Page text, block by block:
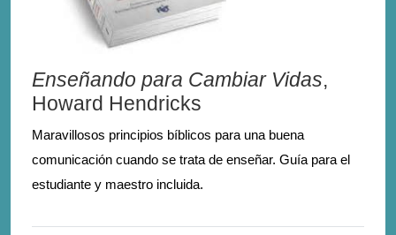
Enseñando para Cambiar Vidas,
Howard Hendricks
Maravillosos principios bíblicos para una buena
comunicación cuando se trata de enseñar. Guía para el
estudiante y maestro incluida.